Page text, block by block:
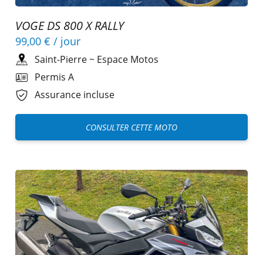
VOGE DS 800 X RALLY
99,00 € / jour
Saint-Pierre~ Espace Motos
Permis A
Assurance incluse
CONSULTER CETTE MOTO